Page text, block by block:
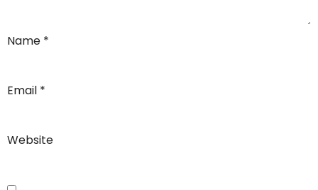
Name *
Email *
Website